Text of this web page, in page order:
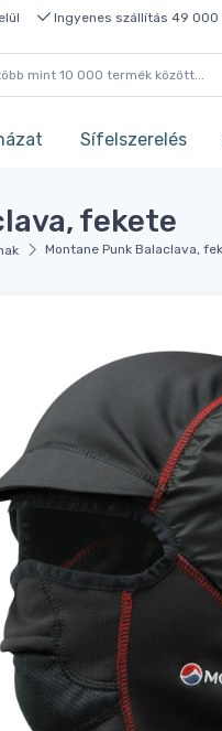
Ingyenes szállítás 49
Sífelszerelés
fekete
Montane Punk Balaclava,